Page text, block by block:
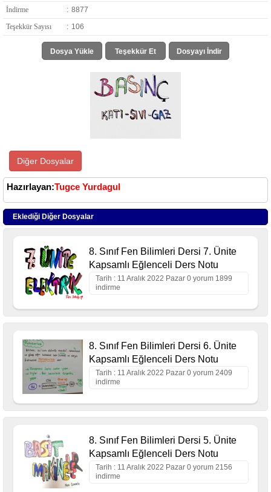
İndirme
: 8877
Teşekkür Sayısı
: 106
Dosya Yükle Teşekkür Et Dosyayı İndir
Diğer Dosyalar
Hazırlayan:Tugce Yurdagul
Eklediği Diğer Dosyalar
8. Sınıf Fen Bilimleri Dersi 7. Ünite
Kapsamlı Eğlenceli Ders Notu
Tarih : 11 Aralık 2022 Pazar 0 yorum 1899
indirme
8. Sınıf Fen Bilimleri Dersi 6. Ünite
Kapsamlı Eğlenceli Ders Notu
Tarih : 11 Aralık 2022 Pazar 0 yorum 2409
indirme
8. Sınıf Fen Bilimleri Dersi 5. Ünite
Kapsamlı Eğlenceli Ders Notu
Tarih : 11 Aralık 2022 Pazar 0 yorum 2156
indirme